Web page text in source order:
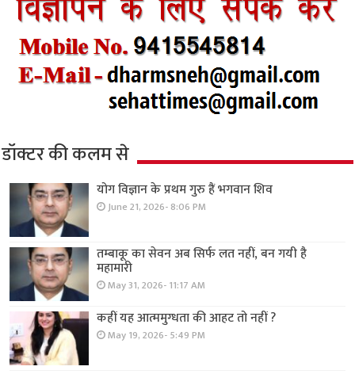
डॉक्टर की कलम से
योग विज्ञान के प्रथम गुरु हैं भगवान शिव
June 21, 2026- 8:06 PM
तम्बाकू का सेवन अब सिर्फ लत नहीं, बन गयी है
महामारी
May 31, 2026- 11:17 AM
कहीं यह आत्ममुग्धता की आहट तो नहीं ?
May 19, 2026- 5:49 PM